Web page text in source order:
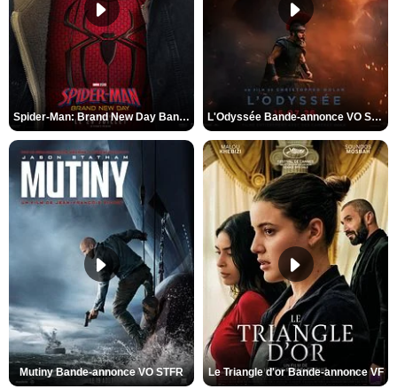
Spider-Man: Brand New Day Bande-annonce VO STFR L'Odyssée Bande-annonce VO STFR
Mutiny Bande-annonce VO STFR Le Triangle d'or Bande-annonce VF